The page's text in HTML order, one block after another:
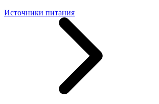
Источники питания